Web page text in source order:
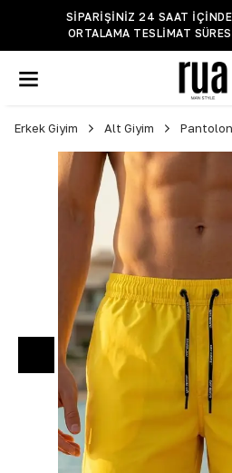
SIPARIŞINIZ 24 SAAT IÇINDE
ORTALAMA TESLIMAT
Erkek Giyim Alt Giyim